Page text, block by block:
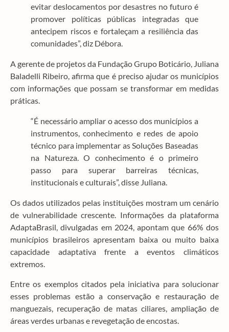
evitar deslocamentos por desastres no futuro é
promover políticas públicas integradas que
antecipem riscos e fortaleçam a resiliência das
comunidades”, diz Débora.
A gerente de projetos da Fundação Grupo Boticário, Juliana
Baladelli Ribeiro, afirma que é preciso ajudar os municípios
com informações que possam se transformar em medidas
práticas.
“É necessário ampliar o acesso dos municípios a
instrumentos, conhecimento e redes de apoio
técnico para implementar as Soluções Baseadas
na Natureza. O conhecimento é o primeiro
passo para superar barreiras técnicas,
institucionais e culturais”, disse Juliana.
Os dados utilizados pelas instituições mostram um cenário
de vulnerabilidade crescente. Informações da plataforma
AdaptaBrasil, divulgadas em 2024, apontam que 66% dos
municípios brasileiros apresentam baixa ou muito baixa
capacidade adaptativa frente a eventos climáticos
extremos.
Entre os exemplos citados pela iniciativa para solucionar
esses problemas estão a conservação e restauração de
manguezais, recuperação de matas ciliares, ampliação de
áreas verdes urbanas e revegetação de encostas.